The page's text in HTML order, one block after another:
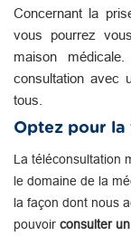
Concernant la
vous pourrez
maison
consultation avec
tous.
Optez pour
La téléconsultation
le domaine de la
la façon dont nous
pouvoir consulter